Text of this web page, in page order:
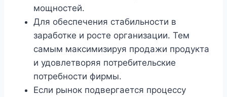
мощностей.
Для обеспечения стабильности в
заработке и росте организации. Тем
самым максимизируя продажи продукта
и удовлетворяя потребительские
потребности фирмы.
Если рынок подвергается процессу